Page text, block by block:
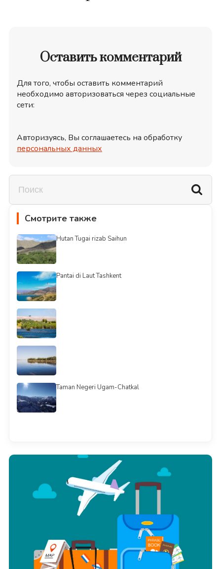
Оставить комментарий
Для того, чтобы оставить комментарий
необходимо авторизоваться через социальные
сети:
Авторизуясь, Вы соглашаетесь на обработку
персональных данных
Смотрите также
Hutan Tugai rizab Saihun
Pantai di Laut Tashkent
Taman Negeri Ugam-Chatkal